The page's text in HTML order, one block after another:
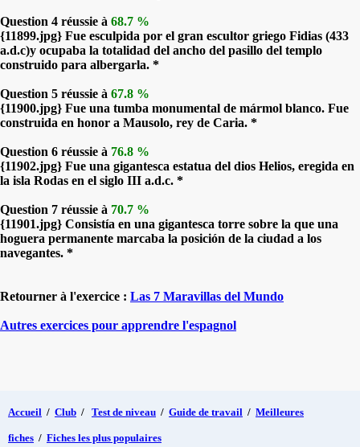
Question 4 réussie à 68.7 %
{11899.jpg} Fue esculpida por el gran escultor griego Fidias (433
a.d.c)y ocupaba la totalidad del ancho del pasillo del templo
construido para albergarla. *
Question 5 réussie à 67.8 %
{11900.jpg} Fue una tumba monumental de mármol blanco. Fue
construida en honor a Mausolo, rey de Caria. *
Question 6 réussie à 76.8 %
{11902.jpg} Fue una gigantesca estatua del dios Helios, eregida en
la isla Rodas en el siglo III a.d.c. *
Question 7 réussie à 70.7 %
{11901.jpg} Consistía en una gigantesca torre sobre la que una
hoguera permanente marcaba la posición de la ciudad a los
navegantes. *
Retourner à l'exercice : Las 7 Maravillas del Mundo
Autres exercices pour apprendre l'espagnol
Accueil / Club / Test de niveau / Guide de travail / Meilleures
fiches / Fiches les plus populaires